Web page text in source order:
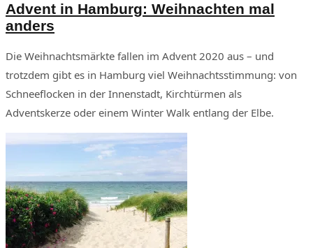
Advent in Hamburg: Weihnachten mal
anders
Die Weihnachtsmärkte fallen im Advent 2020 aus – und
trotzdem gibt es in Hamburg viel Weihnachtsstimmung: von
Schneeflocken in der Innenstadt, Kirchtürmen als
Adventskerze oder einem Winter Walk entlang der Elbe.